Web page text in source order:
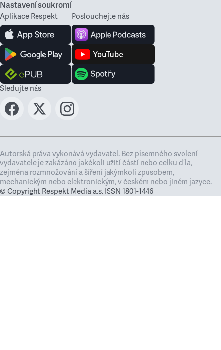
Nastavení soukromí
Aplikace Respekt Poslouchejte nás
Sledujte nás
Autorská práva vykonává vydavatel. Bez písemného svolení
vydavatele je zakázáno jakékoli užití částí nebo celku díla,
zejména rozmnožování a šíření jakýmkoli způsobem,
mechanickým nebo elektronickým, v českém nebo jiném jazyce.
© Copyright Respekt Media a.s. ISSN 1801-1446